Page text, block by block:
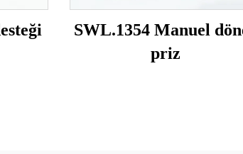
SWL.1354 Manuel
priz